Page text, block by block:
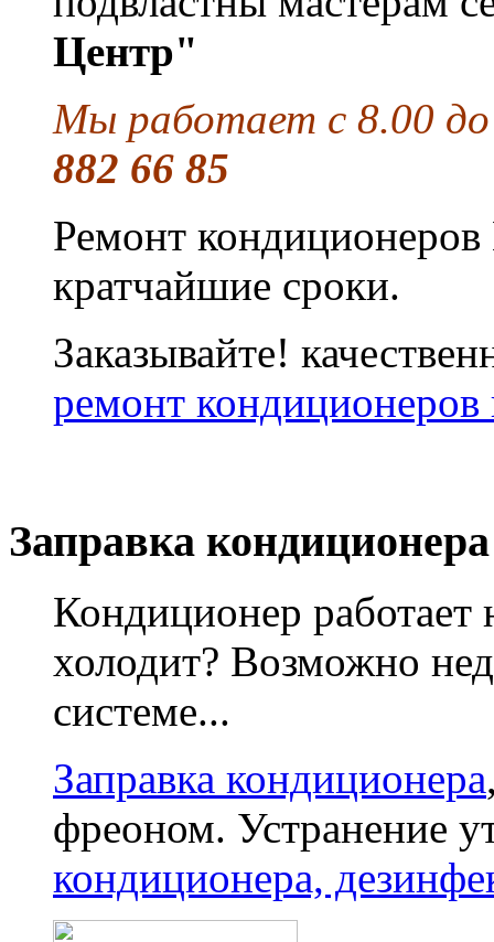
Центр"
Мы работает с 8.00
882 66 85
Ремонт
кратчайшие сроки.
Заказывайте!
ремонт кондиционеров
Заправка кондиционера
Кондиционер работает
холодит? Возможно
системе...
Заправка кондиционера
фреоном. Устранение
кондиционера,